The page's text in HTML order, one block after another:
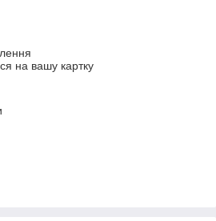
на вашу картку